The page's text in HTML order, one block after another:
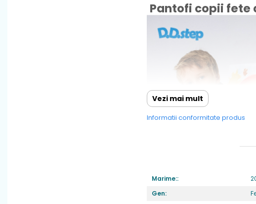
Pantofi copii fete
Vezi mai mult
Informatii conformitate produs
Marime::
Gen: